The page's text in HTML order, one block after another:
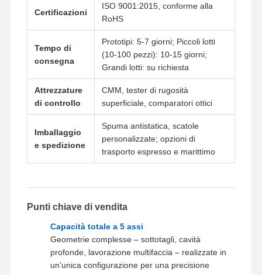
Visita Alla
Controllo
Della Qualità
Contattaci Notizie
Ora
Casting da morire in alluminio
Parti di lavorazione a CNC
fabbricazione di parti per autoveicoli
Custodia in pressofusione
Certificazioni
ISO 9001:2015, conforme alla
RoHS
Tempo di
consegna
Prototipi: 5-7 giorni; Piccoli lotti
(10-100 pezzi): 10-15 giorni;
Grandi lotti: su richiesta
Attrezzature
di controllo
CMM, tester di rugosità
superficiale, comparatori ottici
Imballaggio
e spedizione
Spuma antistatica, scatole
personalizzate; opzioni di
trasporto espresso e marittimo
Punti chiave di vendita
Capacità totale a 5 assi
Geometrie complesse ‒ sottotagli, cavità
profonde, lavorazione multifaccia ‒ realizzate in
un'unica configurazione per una precisione